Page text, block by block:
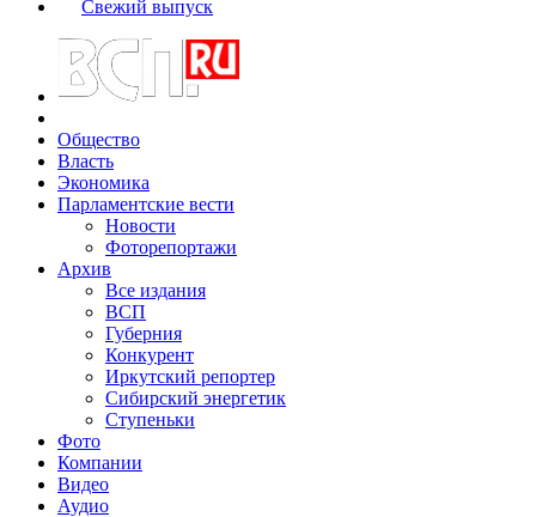
Свежий выпуск
Общество
Власть
Экономика
Парламентские вести
Новости
Фоторепортажи
Архив
Все издания
ВСП
Губерния
Конкурент
Иркутский репортер
Сибирский энергетик
Ступеньки
Фото
Компании
Видео
Аудио